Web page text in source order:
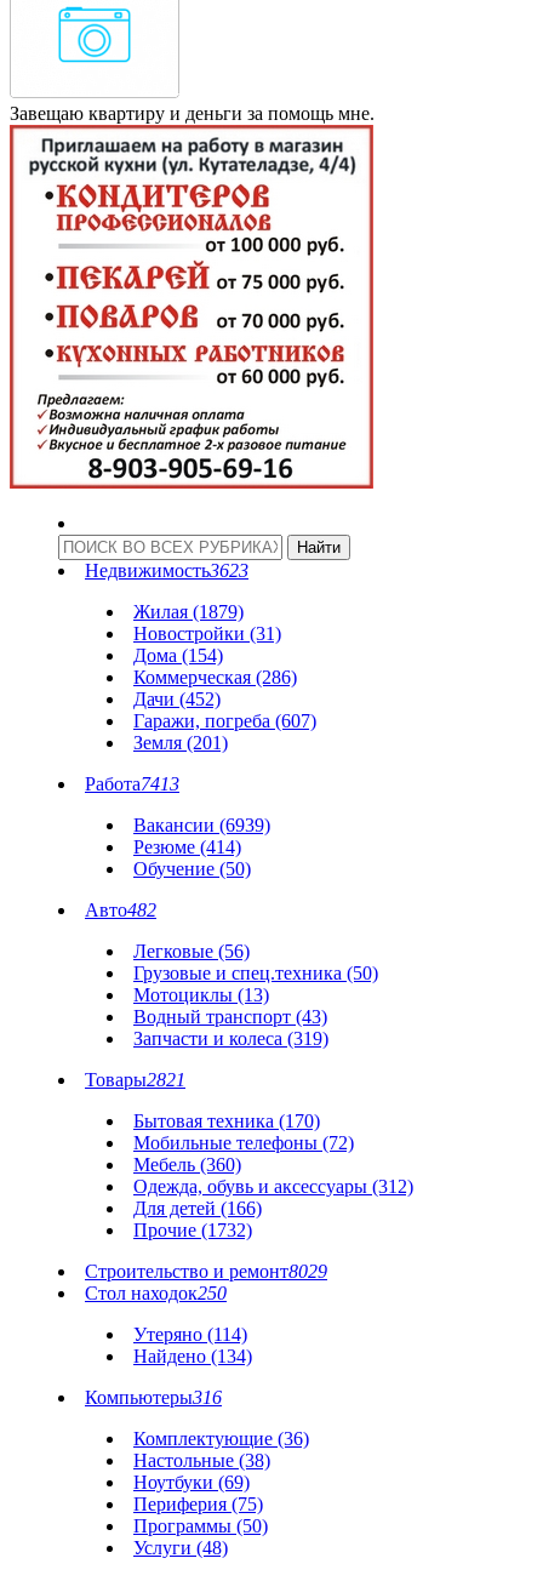
Завещаю квартиру и деньги за помощь мне.
Недвижимость3623
Жилая (1879)
Новостройки (31)
Дома (154)
Коммерческая (286)
Дачи (452)
Гаражи, погреба (607)
Земля (201)
Работа7413
Вакансии (6939)
Резюме (414)
Обучение (50)
Авто482
Легковые (56)
Грузовые и спец.техника (50)
Мотоциклы (13)
Водный транспорт (43)
Запчасти и колеса (319)
Товары2821
Бытовая техника (170)
Мобильные телефоны (72)
Мебель (360)
Одежда, обувь и аксессуары (312)
Для детей (166)
Прочие (1732)
Строительство и ремонт8029
Стол находок250
Утеряно (114)
Найдено (134)
Компьютеры316
Комплектующие (36)
Настольные (38)
Ноутбуки (69)
Периферия (75)
Программы (50)
Услуги (48)